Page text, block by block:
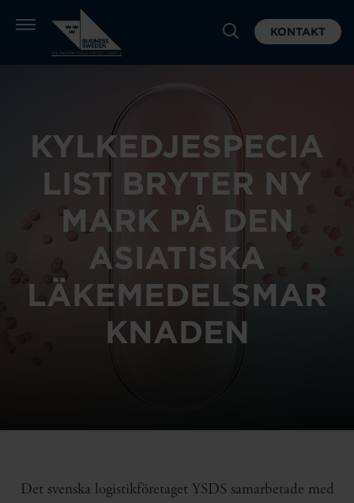
KONTAKT
KYLKEDJESPECIA
LIST BRYTER NY
MARK PÅ DEN
ASIATISKA
LÄKEMEDELSMAR
KNADEN
Det svenska logistikföretaget YSDS samarbetade med